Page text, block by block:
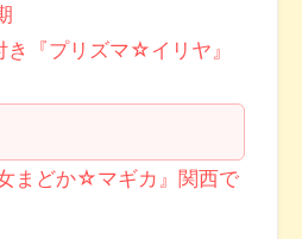
き『プリズマ☆イリヤ』
まどか☆マギカ』関西で